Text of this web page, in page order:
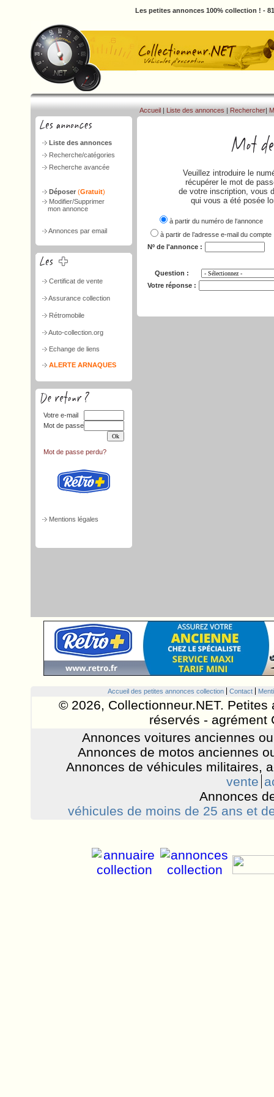
Les petites annonces 100% collection ! -
Liste des annonces
Recherche/catégories
Recherche avancée
Déposer (Gratuit)
Modifier/Supprimer
mon annonce
Annonces par email
Certificat de vente
Assurance collection
Rétromobile
Auto-collection.org
Echange de liens
ALERTE ARNAQUES
Votre e-mail
Mot de passe
Mot de passe perdu?
Mentions légales
Accueil | Liste des annonces | Rechercher|
Veuillez introduire le
récupérer le mot de
de votre inscription, vous
qui vous a été posée
à partir du numéro de l‘annonce
à partir de l’adresse e-mail du compte
Nº de l'annonce :
Question :
Votre réponse :
Accueil des petites annonces collection Contact
© 2026, Collectionneur.NET.
réservés - agrément
Annonces voitures anciennes
Annonces de motos anciennes
Annonces de véhicules militaires,
vente
Annonces
véhicules de moins de 25 ans et